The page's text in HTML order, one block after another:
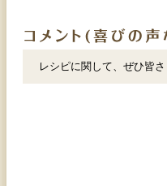
レシピに関して、ぜひ皆